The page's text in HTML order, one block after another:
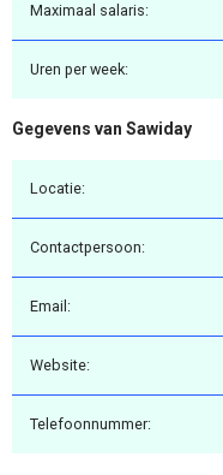
Maximaal salaris:
Uren per week:
Gegevens van Sawiday
Locatie:
Contactpersoon:
Email:
Website:
Telefoonnummer: